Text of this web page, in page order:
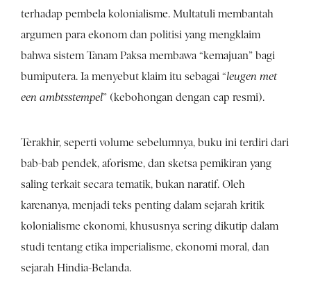
terhadap pembela kolonialisme. Multatuli membantah
argumen para ekonom dan politisi yang mengklaim
bahwa sistem Tanam Paksa membawa “kemajuan” bagi
bumiputera. Ia menyebut klaim itu sebagai “leugen met
een ambtsstempel” (kebohongan dengan cap resmi).
Terakhir, seperti volume sebelumnya, buku ini terdiri dari
bab-bab pendek, aforisme, dan sketsa pemikiran yang
saling terkait secara tematik, bukan naratif. Oleh
karenanya, menjadi teks penting dalam sejarah kritik
kolonialisme ekonomi, khususnya sering dikutip dalam
studi tentang etika imperialisme, ekonomi moral, dan
sejarah Hindia-Belanda.